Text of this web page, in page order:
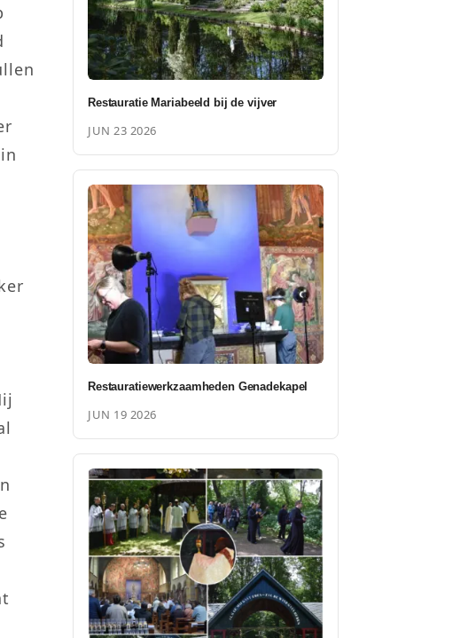
Restauratie Mariabeeld bij de vijver
JUN 23 2026
Restauratiewerkzaamheden Genadekapel
JUN 19 2026